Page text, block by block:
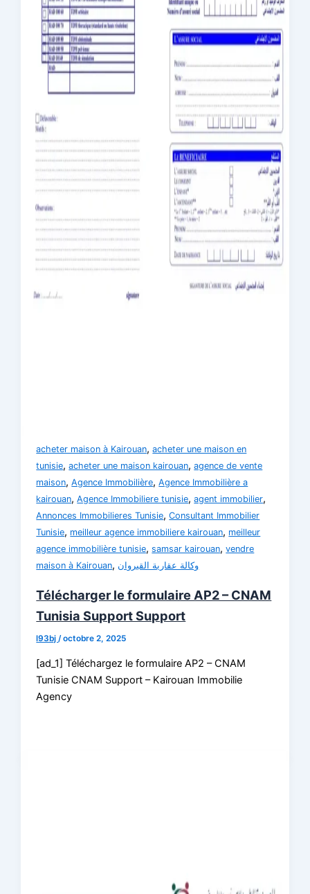
acheter maison à Kairouan,acheter une maison en
tunisie,acheter une maison kairouan,agence de vente
maison,Agence Immobilière,Agence Immobilière a
kairouan,Agence Immobiliere tunisie,agent immobilier,
Annonces Immobilieres Tunisie,Consultant Immobilier
Tunisie, meilleur agence immobiliere kairouan, meilleur
agence immobilière tunisie,samsar kairouan,vendre
maison à Kairouan, وكالة عقارية القيروان
Télécharger le formulaire AP2 – CNAM
Tunisia Support Support
l93bj/octobre 2, 2025
[ad_1] Téléchargez le formulaire AP2 – CNAM
Tunisie CNAM Support – Kairouan Immobilie
Agency